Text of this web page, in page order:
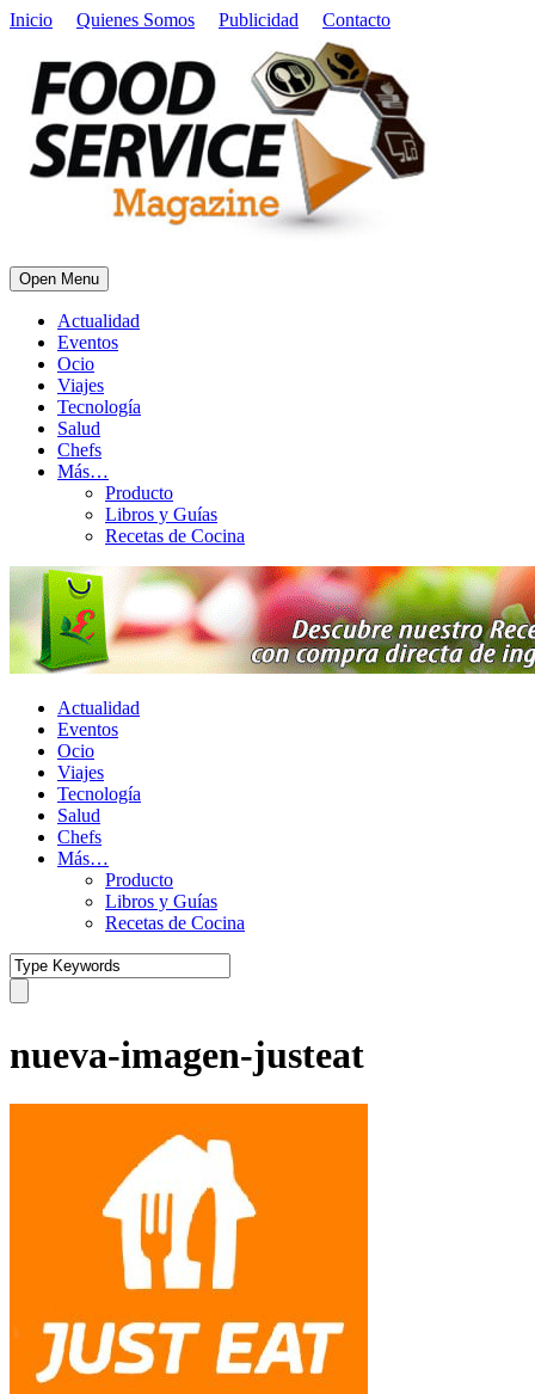
Inicio Quienes Somos Publicidad Contacto
Open Menu
Actualidad
Eventos
Ocio
Viajes
Tecnología
Salud
Chefs
Más…
Producto
Libros y Guías
Recetas de Cocina
Actualidad
Eventos
Ocio
Viajes
Tecnología
Salud
Chefs
Más…
Producto
Libros y Guías
Recetas de Cocina
nueva-imagen-justeat